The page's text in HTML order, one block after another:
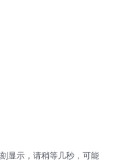
显示，请稍等几秒，可能